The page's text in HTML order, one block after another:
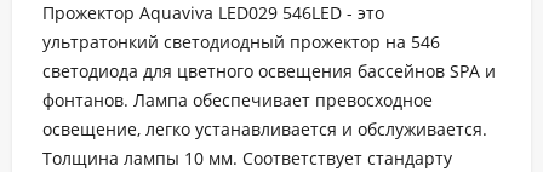
Прожектор Aquaviva LED029 546LED - это
ультратонкий светодиодный прожектор на 546
светодиода для цветного освещения бассейнов SPA и
фонтанов. Лампа обеспечивает превосходное
освещение, легко устанавливается и обслуживается.
Толщина лампы 10 мм. Соответствует стандарту